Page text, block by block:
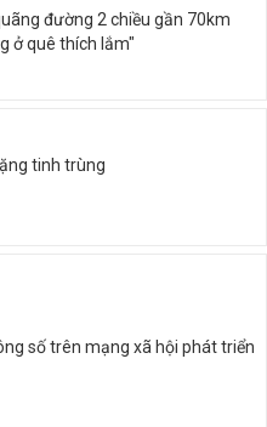
đường 2 chiều gần 70km
ở quê thích lắm"
tinh trùng
số trên mạng xã hội phát triển